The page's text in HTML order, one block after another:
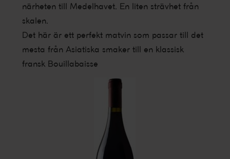
närheten till Medelhavet. En liten strävhet från
skalen.
Det här är ett perfekt matvin som passar till det
mesta från Asiatiska smaker till en klassisk
fransk Bouillabaisse